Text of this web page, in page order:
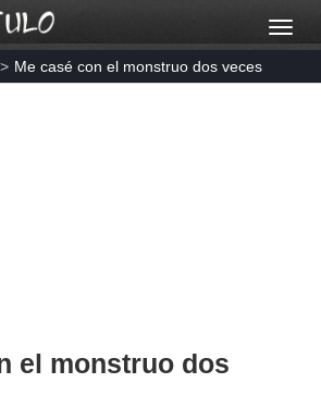
Me casé con el monstruo dos veces
el monstruo dos